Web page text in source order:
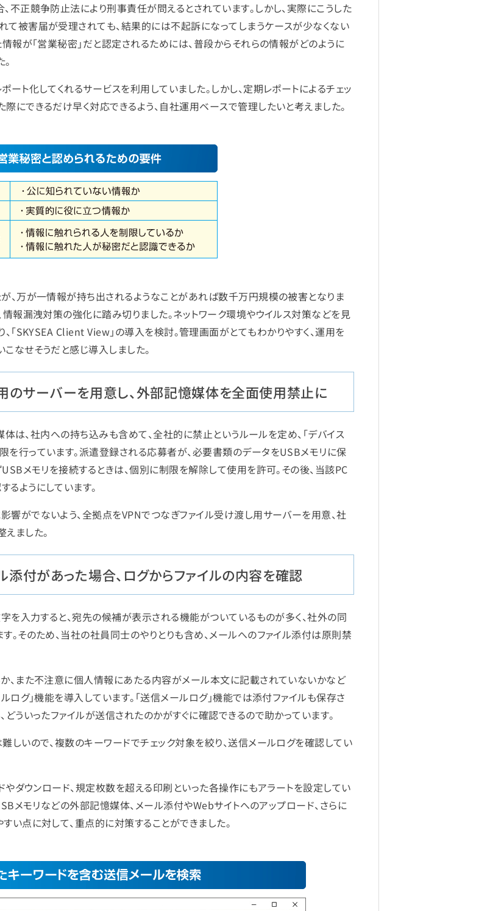
不正競争防止法により刑事責任が問えるとされています。しかし、実際にこうした
被害届が受理されても、結果的には不起訴になってしまうケースが少なくない
情報が「営業秘密」だと認定されるためには、普段からそれらの情報がどのように
ト化してくれるサービスを利用していました。しかし、定期レポートによるチェッ
にできるだけ早く対応できるよう、自社運用ベースで管理したいと考えました。
、万が一情報が持ち出されるようなことがあれば数千万円規模の被害となりま
情報漏洩対策の強化に踏み切りました。ネットワーク環境やウイルス対策などを見
「SKYSEA Client View」の導入を検討。管理画面がとてもわかりやすく、運用を
なせそうだと感じ導入しました。
のサーバーを用意し、外部記憶媒体を全面使用禁止に
は、社内への持ち込みも含めて、全社的に禁止というルールを定め、「デバイス
行っています。派遣登録される応募者が、必要書類のデータをUSBメモリに保
メモリを接続するときは、個別に制限を解除して使用を許可。その後、当該PC
ようにしています。
がでないよう、全拠点をVPNでつなぎファイル受け渡し用サーバーを用意、社
ました。
添付があった場合、ログからファイルの内容を確認
を入力すると、宛先の候補が表示される機能がついているものが多く、社外の同
。そのため、当社の社員同士のやりとりも含め、メールへのファイル添付は原則禁
、また不注意に個人情報にあたる内容がメール本文に記載されていないかなど
ログ」機能を導入しています。「送信メールログ」機能では添付ファイルも保存さ
ういったファイルが送信されたのかがすぐに確認できるので助かっています。
しいので、複数のキーワードでチェック対象を絞り、送信メールログを確認してい
やダウンロード、規定枚数を超える印刷といった各操作にもアラートを設定してい
メモリなどの外部記憶媒体、メール添付やWebサイトへのアップロード、さらに
い点に対して、重点的に対策することができました。